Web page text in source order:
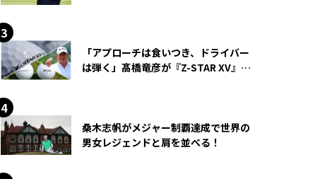
「アプローチは食いつき、ドライバー
は弾く」髙橋竜彦が『Z-STAR XV』を
桑木志帆がメジャー制覇達成で世界の
男女レジェンドと肩を並べる！